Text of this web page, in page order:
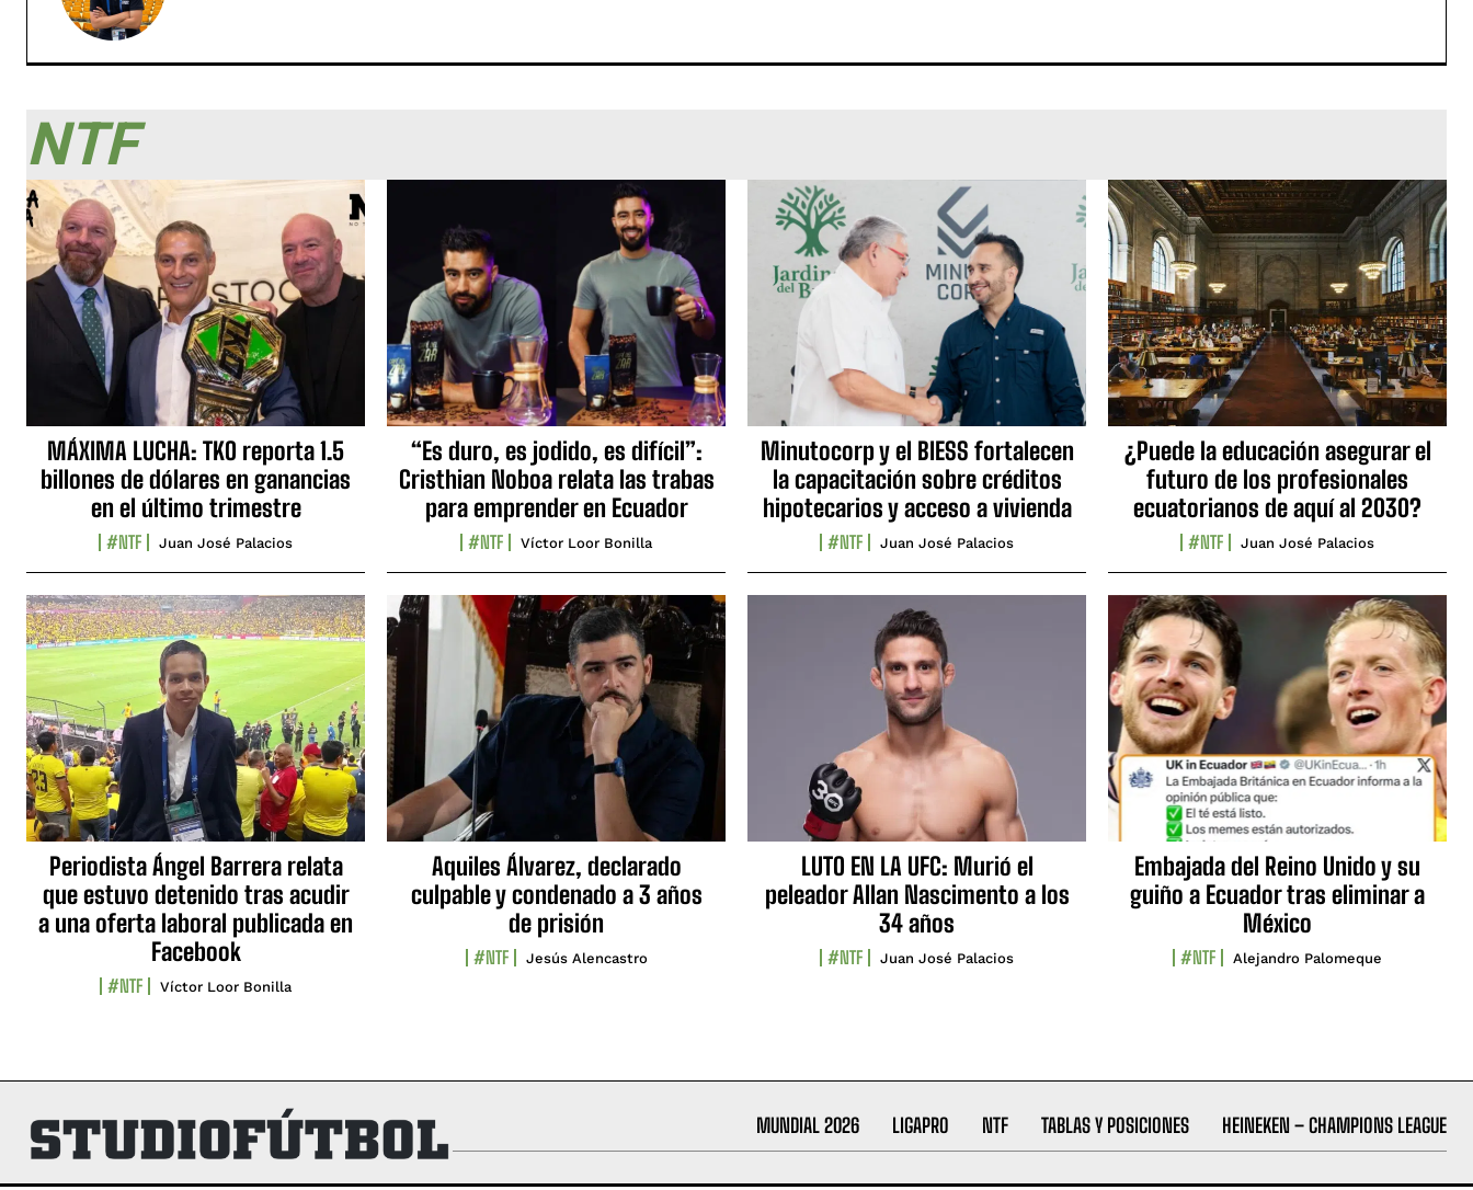
NTF
MÁXIMA LUCHA: TKO reporta 1.5
billones de dólares en ganancias
en el último trimestre
#NTF Juan José Palacios
“Es duro, es jodido, es difícil”:
Cristhian Noboa relata las trabas
para emprender en Ecuador
#NTF Víctor Loor Bonilla
Minutocorp y el BIESS fortalecen
la capacitación sobre créditos
hipotecarios y acceso a vivienda
#NTF Juan José Palacios
¿Puede la educación asegurar el
futuro de los profesionales
ecuatorianos de aquí al 2030?
#NTF Juan José Palacios
Periodista Ángel Barrera relata
que estuvo detenido tras acudir
a una oferta laboral publicada en
Facebook
#NTF Víctor Loor Bonilla
Aquiles Álvarez, declarado
culpable y condenado a 3 años
de prisión
#NTF Jesús Alencastro
LUTO EN LA UFC: Murió el
peleador Allan Nascimento a los
34 años
#NTF Juan José Palacios
Embajada del Reino Unido y su
guiño a Ecuador tras eliminar a
México
#NTF Alejandro Palomeque
MUNDIAL 2026 LIGAPRO NTF TABLAS Y POSICIONES HEINEKEN – CHAMPIONS LEAGUE